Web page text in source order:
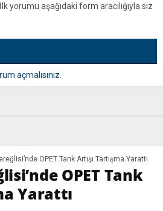
yorumu aşağıdaki form aracılığıyla siz
açmalısınız
OPET Tank Artışı Tartışma Yarattı
OPET Tank
Yarattı